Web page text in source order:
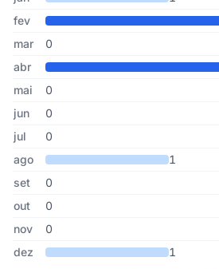
fev
mar
0
abr
mai
0
jun
0
jul
0
ago
1
set
0
out
0
nov
0
dez
1